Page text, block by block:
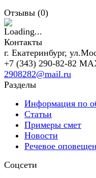
Отзывы (0)
Контакты
г. Екатеринбург,
+7 (343) 290-82-82
2908282@mail.ru
Разделы
Информация по
Статьи
Примеры смет
Новости
Речевое
Соцсети